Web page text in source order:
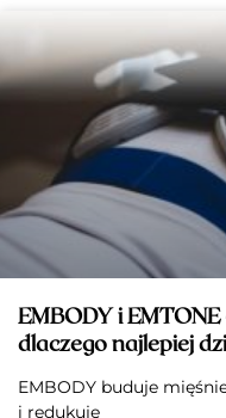
EMBODY i
dlaczego najlepiej
EMBODY buduje
i redukuje